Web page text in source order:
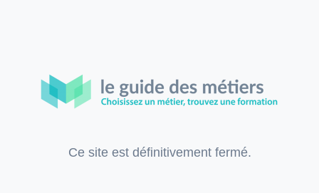
Ce site est définitivement fermé.